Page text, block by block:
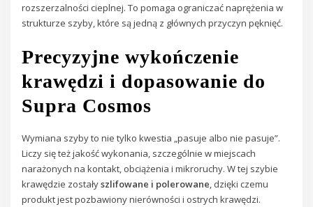
rozszerzalności cieplnej. To pomaga ograniczać naprężenia w
strukturze szyby, które są jedną z głównych przyczyn pęknięć.
Precyzyjne wykończenie
krawędzi i dopasowanie do
Supra Cosmos
Wymiana szyby to nie tylko kwestia „pasuje albo nie pasuje”.
Liczy się też jakość wykonania, szczególnie w miejscach
narażonych na kontakt, obciążenia i mikroruchy. W tej szybie
krawędzie zostałyszlifowane i polerowane, dzięki czemu
produkt jest pozbawiony nierówności i ostrych krawędzi.